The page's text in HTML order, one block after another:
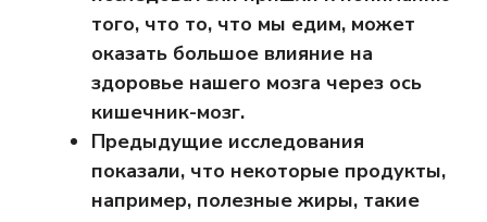
того, что то, что мы едим, может
оказать большое влияние на
здоровье нашего мозга через ось
кишечник-мозг.
Предыдущие исследования
показали, что некоторые продукты,
например, полезные жиры, такие